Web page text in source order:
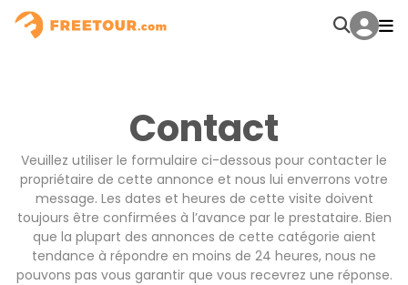
Contact
Veuillez utiliser le formulaire ci-dessous pour contacter le
propriétaire de cette annonce et nous lui enverrons votre
message. Les dates et heures de cette visite doivent
toujours être confirmées à l’avance par le prestataire. Bien
que la plupart des annonces de cette catégorie aient
tendance à répondre en moins de 24 heures, nous ne
pouvons pas vous garantir que vous recevrez une réponse.